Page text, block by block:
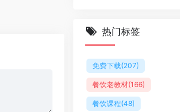
热门标签
免费下载(207)
餐饮老教材(166)
餐饮课程(48)